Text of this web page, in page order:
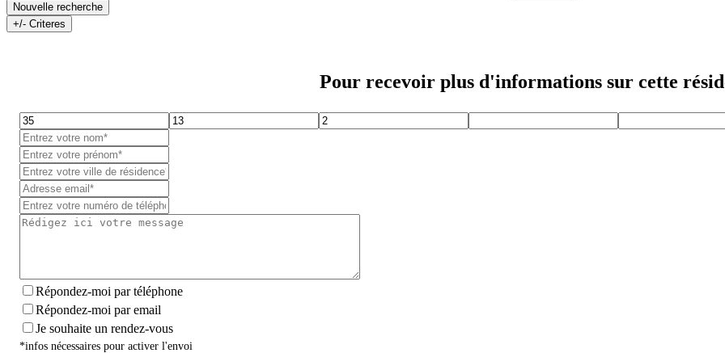
Nouvelle recherche
+/- Criteres
Pour recevoir plus d'informations sur cette
Répondez-moi par téléphone
Répondez-moi par email
Je souhaite un rendez-vous
*infos nécessaires pour activer l'envoi